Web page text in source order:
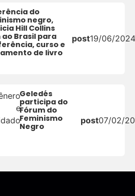
do
negro,
Hill Collins
ao Brasil para
curso e
de livro
post19/06/
e
Geledés
participa do
Fórum do
Feminismo
Negro
post07/02/